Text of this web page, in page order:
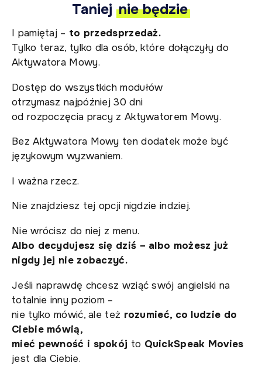
Taniej nie będzie
I pamiętaj – to przedsprzedaż.
Tylko teraz, tylko dla osób, które dołączyły do
Aktywatora Mowy.
Dostęp do wszystkich modułów
otrzymasz najpóźniej 30 dni
od rozpoczęcia pracy z Aktywatorem Mowy.
Bez Aktywatora Mowy ten dodatek może być
językowym wyzwaniem.
I ważna rzecz.
Nie znajdziesz tej opcji nigdzie indziej.
Nie wrócisz do niej z menu.
Albo decydujesz się dziś – albo możesz już
nigdy jej nie zobaczyć.
Jeśli naprawdę chcesz wziąć swój angielski na
totalnie inny poziom –
nie tylko mówić, ale też rozumieć, co ludzie do
Ciebie mówią,
mieć pewność i spokój to QuickSpeak Movies
jest dla Ciebie.